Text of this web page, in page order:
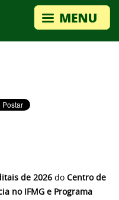
de 2026 do Centro de
no IFMG e Programa